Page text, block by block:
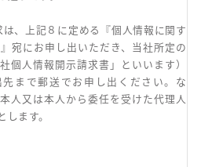
、上記８に定める『個人情報に関す
宛にお申し出いただき、当社所定の
個人情報開示請求書」といいます）
まで郵送でお申し出ください。な
人又は本人から委任を受けた代理人
ます。